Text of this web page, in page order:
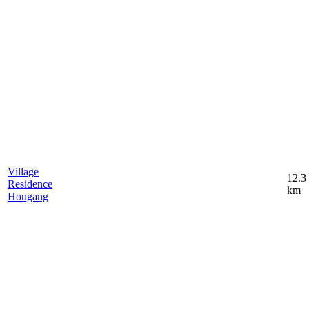
Village
Residence
Hougang
12.3
km